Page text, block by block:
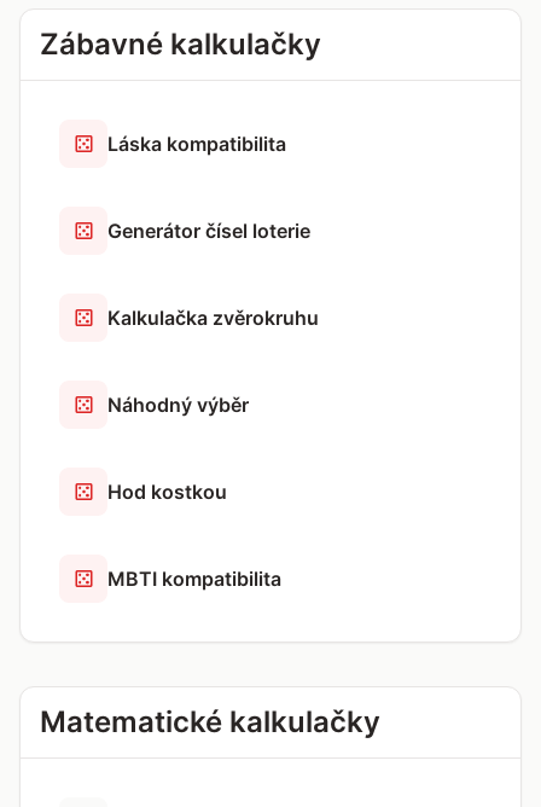
Zábavné kalkulačky
Láska kompatibilita
Generátor čísel loterie
Kalkulačka zvěrokruhu
Náhodný výběr
Hod kostkou
MBTI kompatibilita
Matematické kalkulačky